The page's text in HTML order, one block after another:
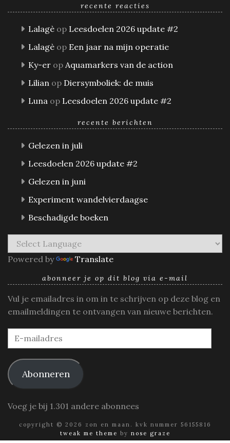
recente reacties
Lalagè op Leesdoelen 2026 update #2
Lalagè op Een jaar na mijn operatie
Ky-er op Aquamarkers van de action
Lilian op Diersymboliek: de muis
Luna op Leesdoelen 2026 update #2
recente berichten
Gelezen in juli
Leesdoelen 2026 update #2
Gelezen in juni
Experiment wandelvierdaagse
Beschadigde boeken
Powered by Translate
abonneer je op dit blog via e-mail
Vul je emailadres in om in te schrijven op deze blog en
emailmeldingen te ontvangen van nieuwe berichten.
E-
mailadres
Abonneren
Voeg je bij 1.301 andere abonnees
copyright © 2026 zon en maan. kvk nummer 56155816
tweak me theme by nose graze